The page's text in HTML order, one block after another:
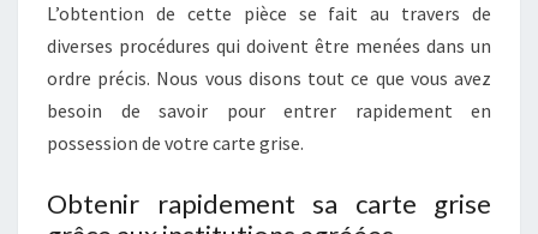
L’obtention de cette pièce se fait au travers de
diverses procédures qui doivent être menées dans un
ordre précis. Nous vous disons tout ce que vous avez
besoin de savoir pour entrer rapidement en
possession de votre carte grise.
Obtenir rapidement sa carte grise